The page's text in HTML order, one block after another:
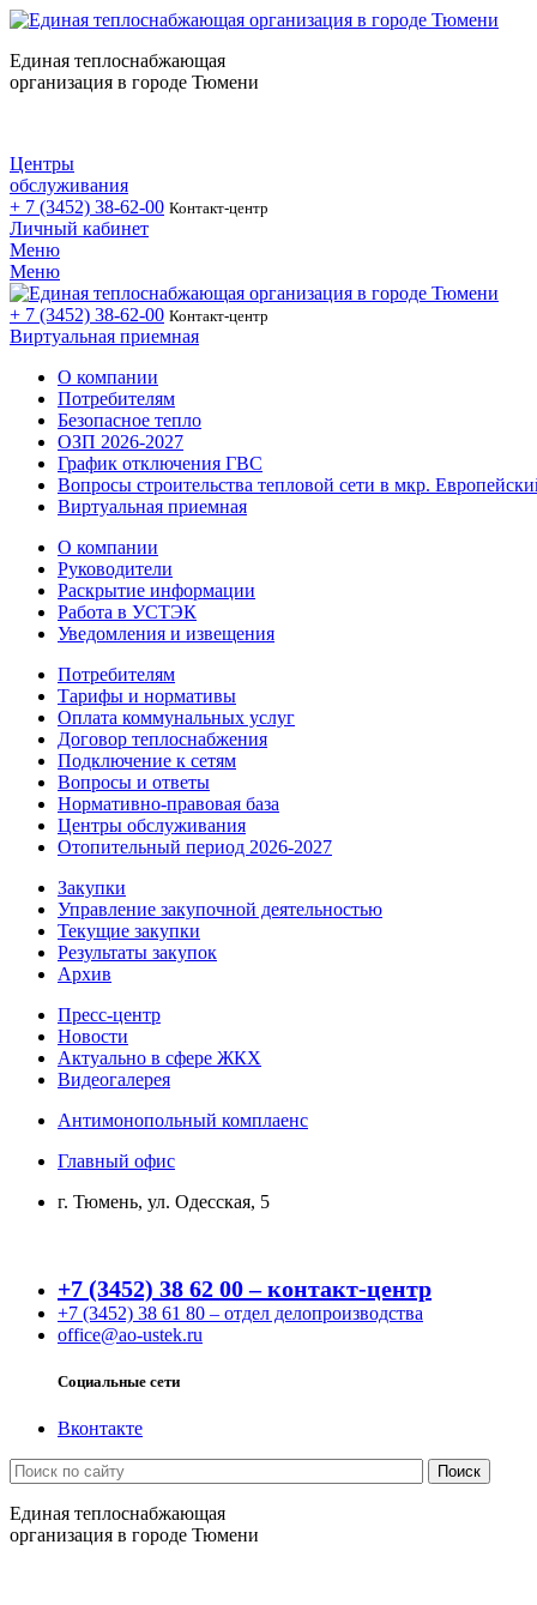
Единая теплоснабжающая
организация в городе Тюмени
Центры
обслуживания
+ 7 (3452) 38-62-00 Контакт-центр
Личный кабинет
Меню
Меню
+ 7 (3452) 38-62-00 Контакт-центр
Виртуальная приемная
О компании
Потребителям
Безопасное тепло
ОЗП 2026-2027
График отключения ГВС
Вопросы строительства тепловой сети в мкр.
Виртуальная приемная
О компании
Руководители
Раскрытие информации
Работа в УСТЭК
Уведомления и извещения
Потребителям
Тарифы и нормативы
Оплата коммунальных услуг
Договор теплоснабжения
Подключение к сетям
Вопросы и ответы
Нормативно-правовая база
Центры обслуживания
Отопительный период 2026-2027
Закупки
Управление закупочной деятельностью
Текущие закупки
Результаты закупок
Архив
Пресс-центр
Новости
Актуально в сфере ЖКХ
Видеогалерея
Антимонопольный комплаенс
Главный офис
г. Тюмень, ул. Одесская, 5
+7 (3452) 38 62 00 – контакт-центр
+7 (3452) 38 61 80 – отдел делопроизводства
office@ao-ustek.ru
Социальные сети
Вконтакте
Единая теплоснабжающая
организация в городе Тюмени